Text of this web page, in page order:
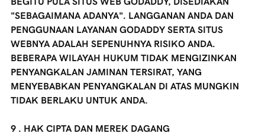
"SEBAGAIMANA ADANYA". LANGGANAN ANDA DAN
PENGGUNAAN LAYANAN GODADDY SERTA SITUS
WEBNYA ADALAH SEPENUHNYA RISIKO ANDA.
BEBERAPA WILAYAH HUKUM TIDAK MENGIZINKAN
PENYANGKALAN JAMINAN TERSIRAT, YANG
MENYEBABKAN PENYANGKALAN DI ATAS MUNGKIN
TIDAK BERLAKU UNTUK ANDA.
9 . HAK CIPTA DAN MEREK DAGANG